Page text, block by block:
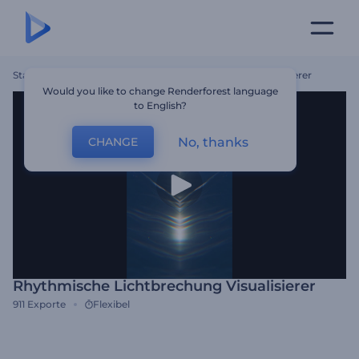
Startseite Rhythmische Lichtbrechung Visualisierer
Rhythmische Lichtbrechung Visualisierer
911 Exporte Flexibel
Would you like to change Renderforest language
to English?
CHANGE No, thanks